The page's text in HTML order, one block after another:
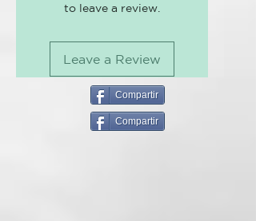
contiene resinas antihumedad de
memoria que fijan el peinado y lo
preservan a lo largo del tiempo.
De difusión ultra ligera, no es
pegajosa y seca rápidamente.
Fórmula profesional.
to leave a review.
Leave a Review
Compartir
Compartir